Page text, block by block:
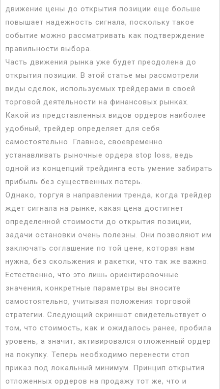
движение цены до открытия позиции еще больше
повышает надежность сигнала, поскольку такое
событие можно рассматривать как подтверждение
правильности выбора.
Часть движения рынка уже будет преодолена до
открытия позиции. В этой статье мы рассмотрели
виды сделок, используемых трейдерами в своей
торговой деятельности на финансовых рынках.
Какой из представленных видов ордеров наиболее
удобный, трейдер определяет для себя
самостоятельно. Главное, своевременно
устанавливать рыночные ордера stop loss, ведь
одной из концепций трейдинга есть умение забирать
прибыль без существенных потерь.
Однако, торгуя в направлении тренда, когда трейдер
ждет сигнала на рынке, какая цена достигнет
определенной стоимости до открытия позиции,
задачи остановки очень полезны. Они позволяют им
заключать соглашение по той цене, которая нам
нужна, без скольжения и ракетки, что так же важно.
Естественно, что это лишь ориентировочные
значения, конкретные параметры вы вносите
самостоятельно, учитывая положения торговой
стратегии. Следующий скриншот свидетельствует о
том, что стоимость, как и ожидалось ранее, пробила
уровень, а значит, активировался отложенный ордер
на покупку. Теперь необходимо перенести стоп
приказ под локальный минимум. Принцип открытия
отложенных ордеров на продажу тот же, что и